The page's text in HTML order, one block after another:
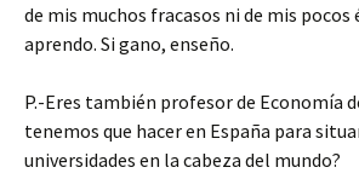
de mis muchos fracasos ni de mis pocos
aprendo. Si gano, enseño.
P.-Eres también profesor de Economía
tenemos que hacer en España para
universidades en la cabeza del mundo?